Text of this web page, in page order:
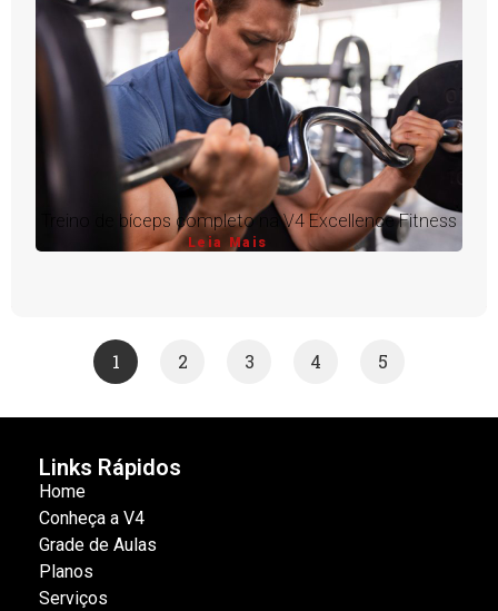
Treino de bíceps completo na V4 Excellence Fitness
Leia Mais
1 2 3 4 5
Links Rápidos
Home
Conheça a V4
Grade de Aulas
Planos
Serviços